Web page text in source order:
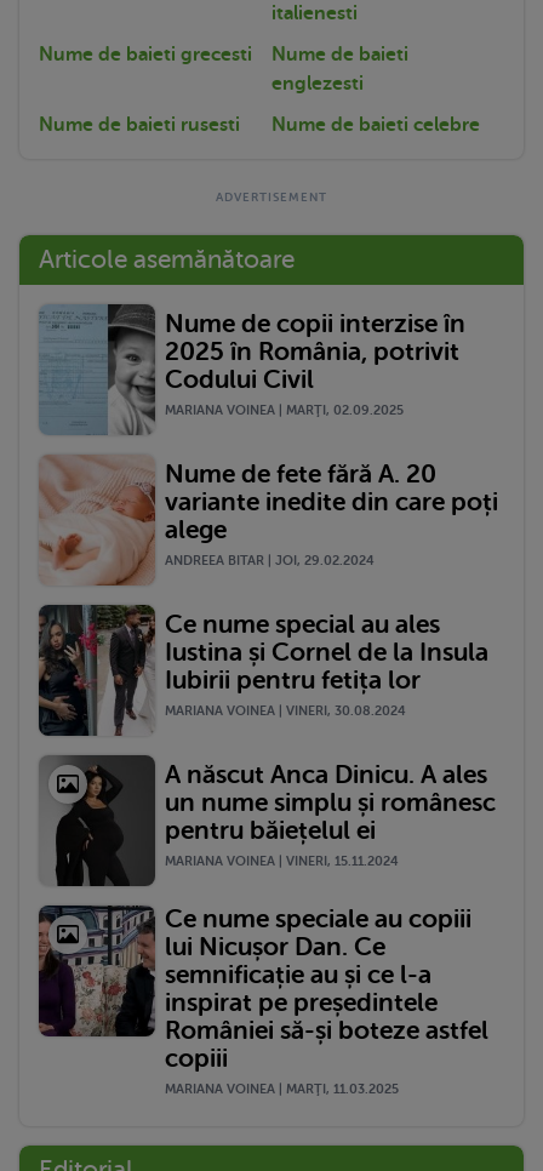
italienesti
Nume de baieti grecesti
Nume de baieti
englezesti
Nume de baieti rusesti
Nume de baieti celebre
Articole asemănătoare
Nume de copii interzise în
2025 în România, potrivit
Codului Civil
MARIANA VOINEA | MARŢI, 02.09.2025
Nume de fete fără A. 20
variante inedite din care poți
alege
ANDREEA BITAR | JOI, 29.02.2024
Ce nume special au ales
Iustina și Cornel de la Insula
Iubirii pentru fetița lor
MARIANA VOINEA | VINERI, 30.08.2024
A născut Anca Dinicu. A ales
un nume simplu și românesc
pentru băiețelul ei
MARIANA VOINEA | VINERI, 15.11.2024
Ce nume speciale au copiii
lui Nicușor Dan. Ce
semnificație au și ce l-a
inspirat pe președintele
României să-și boteze astfel
copiii
MARIANA VOINEA | MARŢI, 11.03.2025